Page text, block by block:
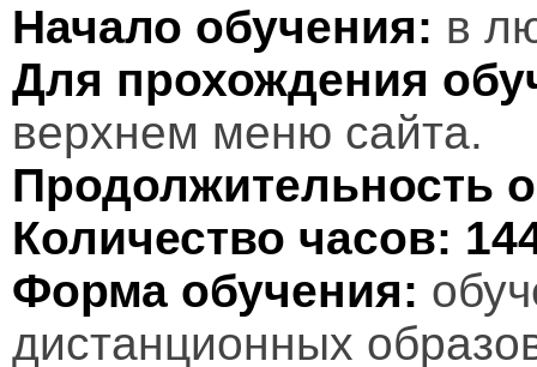
Начало обучения: в
Для прохождения
верхнем меню сайта.
Продолжительность
Количество часов:
Форма обучения:
дистанционных